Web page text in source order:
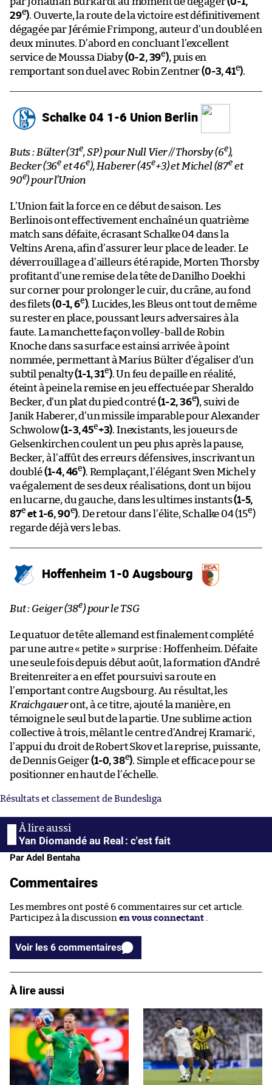
29e). Ouverte, la route de la victoire est définitivement
dégagée par Jérémie Frimpong, auteur d’un doublé en
deux minutes. D’abord en concluant l’excellent
service de Moussa Diaby(0-2, 39e), puis en
remportant son duel avec Robin Zentner(0-3, 41e).
Schalke 04 1-6 Union Berlin
Buts : Bülter (31e, SP) pour Null Vier // Thorsby (6e),
Becker (36e et 46e), Haberer (45e+3) et Michel (87eet
90e) pour l’Union
L’Union fait la force en ce début de saison. Les
Berlinois ont effectivement enchaîné un quatrième
match sans défaite, écrasant Schalke 04 dans la
Veltins Arena, afin d’assurer leur place de leader. Le
déverrouillage a d’ailleurs été rapide, Morten Thorsby
profitant d’une remise de la tête de Danilho Doekhi
sur corner pour prolonger le cuir, du crâne, au fond
des filets(0-1, 6e). Lucides, les Bleus ont tout de même
su rester en place, poussant leurs adversaires à la
faute. La manchette façon volley-ball de Robin
Knoche dans sa surface est ainsi arrivée à point
nommée, permettant à Marius Bülter d’égaliser d’un
subtil penalty(1-1, 31e). Un feu de paille en réalité,
éteint à peine la remise en jeu effectuée par Sheraldo
Becker, d’un plat du pied contré(1-2, 36e), suivi de
Janik Haberer, d’un missile imparable pour Alexander
Schwolow(1-3, 45e+3). Inexistants, les joueurs de
Gelsenkirchen coulent un peu plus après la pause,
Becker, à l’affût des erreurs défensives, inscrivant un
doublé(1-4, 46e). Remplaçant, l’élégant Sven Michel y
va également de ses deux réalisations, dont un bijou
en lucarne, du gauche, dans les ultimes instants(1-5,
87e et 1-6, 90e). De retour dans l’élite, Schalke 04 (15e)
regarde déjà vers le bas.
Hoffenheim 1-0 Augsbourg
But : Geiger (38e) pour le TSG
Le quatuor de tête allemand est finalement complété
par une autre « petite » surprise : Hoffenheim. Défaite
une seule fois depuis début août, la formation d’André
Breitenreiter a en effet poursuivi sa route en
l’emportant contre Augsbourg. Au résultat, les
Kraichgaueront, à ce titre, ajouté la manière, en
témoigne le seul but de la partie. Une sublime action
collective à trois, mêlant le centre d’Andrej Kramarić,
l’appui du droit de Robert Skov et la reprise, puissante,
de Dennis Geiger(1-0, 38e). Simple et efficace pour se
positionner en haut de l’échelle.
Résultats et classement de Bundesliga
Yan Diomandé au Real : c'est fait
Par Adel Bentaha
Commentaires
Les membres ont posté 6 commentaires sur cet article.
Participez à la discussion en vous connectant
Voir les 6 commentaires
À lire aussi